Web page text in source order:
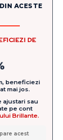
ACESTE
DE
beneficiezi
mai jos.
ajustari sau
pe cont
Brillante.
acest